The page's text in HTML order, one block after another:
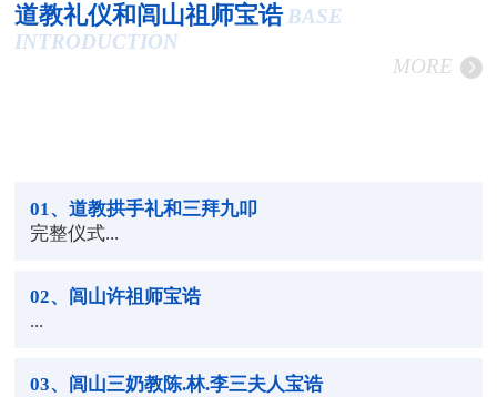
道教礼仪和闾山祖师宝诰 BASE
INTRODUCTION
MORE
01 、道教拱手礼和三拜九叩
完整仪式...
02、闾山许祖师宝诰
...
03、闾山三奶教陈.林.李三夫人宝诰